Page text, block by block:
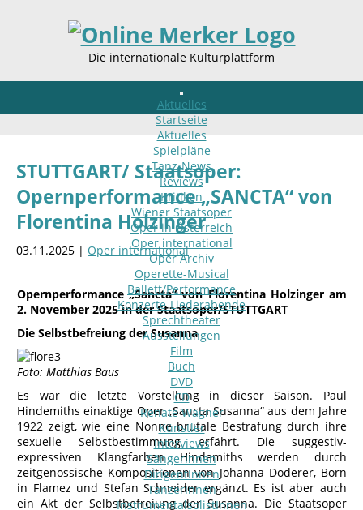
Die internationale Kulturplattform
Aktuelles
Startseite
Aktuelles
Spielpläne
Tanz-News
Reviews
Kritiken
Wiener Staatsoper
Oper in Österreich
Oper international
Oper Archiv
Operette-Musical
Ballett/Performance
Konzerte-Liederabende
Sprechtheater
Ausstellungen
Film
Buch
DVD
CD
Renate Wagner
Künstler
Interviews
SängerInnen
DirigentInnen
TänzerInnen
InstrumentalsolistInnen
STUTTGART/ Staatsoper:
Opernperformance „SANCTA“ von
Florentina Holzinger
03.11.2025 | Oper international
Opernperformance „Sancta“ von Florentina Holzinger am
2. November 2025 in der Staatsoper/STUTTGART
Die Selbstbefreiung der Susanna
Foto: Matthias Baus
Es war die letzte Vorstellung in dieser Saison. Paul
Hindemiths einaktige Oper „Sancta Susanna“ aus dem Jahre
1922 zeigt, wie eine Nonne brutale Bestrafung durch ihre
sexuelle Selbstbestimmung erfährt. Die suggestiv-
expressiven Klangfarben Hindemiths werden durch
zeitgenössische Kompositionen von Johanna Doderer, Born
in Flamez und Stefan Schneider ergänzt. Es ist aber auch
ein Akt der Selbstbefreiung der Susanna. Die Staatsoper